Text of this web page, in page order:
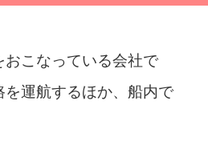
こなっている会社で
運航するほか、船内で